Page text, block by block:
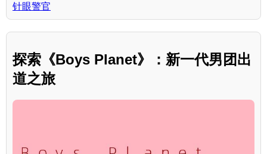
针眼警官
探索《Boys Planet》：新一代男团出
道之旅